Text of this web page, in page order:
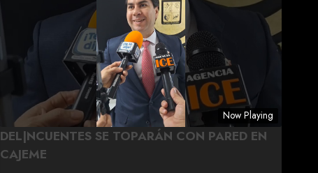
Now Playing
DEL|NCUENTES SE TOPARÁN CON PARED EN
CAJEME